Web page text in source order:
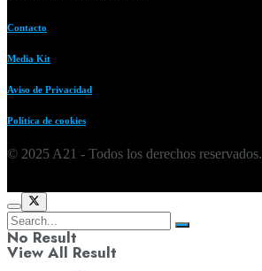
Contacto
Media Kit
Aviso de Privacidad
Política de cookies
© 2025 A21 - Todos los derechos reservados.
No Result
View All Result